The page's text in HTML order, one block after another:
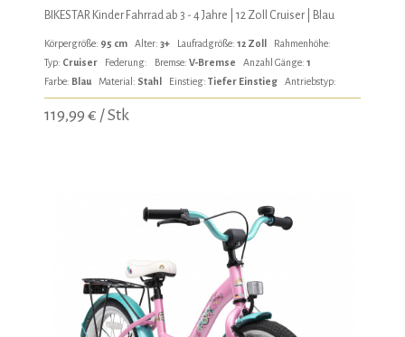
BIKESTAR Kinder Fahrrad ab 3 - 4 Jahre | 12 Zoll Cruiser | Blau
Körpergröße: 95 cm Alter: 3+ Laufradgröße: 12 Zoll
Rahmenhöhe:
Typ: Cruiser Federung: Bremse: V-Bremse Anzahl Gänge: 1
Farbe: Blau Material: Stahl Einstieg: Tiefer Einstieg Antriebstyp:
119,99 € / Stk